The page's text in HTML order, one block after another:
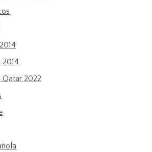
2014
Qatar 2022